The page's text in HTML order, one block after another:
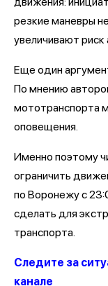
резкие маневры
увеличивают риск
Еще один
По мнению
мототранспорта
оповещения.
Именно поэтому
ограничить
по Воронежу с
сделать для
транспорта.
Следите за
канале